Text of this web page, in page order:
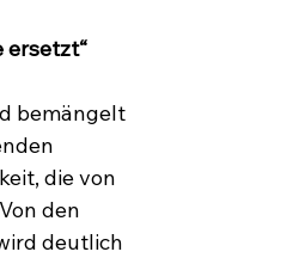
ersetzt“
bemängelt
die von
den
deutlich